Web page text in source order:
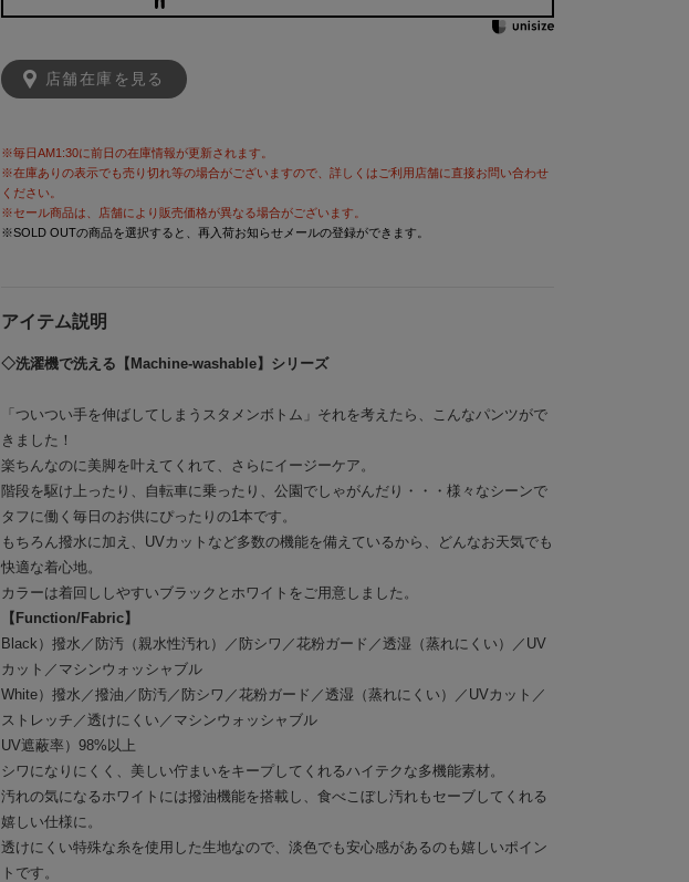
店舗在庫を見る
※毎日AM1:30に前日の在庫情報が更新されます。
※在庫ありの表示でも売り切れ等の場合がございますので、詳しくはご利用店舗に直接お問い合わせ
ください。
※セール商品は、店舗により販売価格が異なる場合がございます。
※SOLD OUTの商品を選択すると、再入荷お知らせメールの登録ができます。
アイテム説明
◇洗濯機で洗える【Machine-washable】シリーズ
「ついつい手を伸ばしてしまうスタメンボトム」それを考えたら、こんなパンツがで
きました！
楽ちんなのに美脚を叶えてくれて、さらにイージーケア。
階段を駆け上ったり、自転車に乗ったり、公園でしゃがんだり・・・様々なシーンで
タフに働く毎日のお供にぴったりの1本です。
もちろん撥水に加え、UVカットなど多数の機能を備えているから、どんなお天気でも
快適な着心地。
カラーは着回ししやすいブラックとホワイトをご用意しました。
【Function/Fabric】
Black）撥水／防汚（親水性汚れ）／防シワ／花粉ガード／透湿（蒸れにくい）／UV
カット／マシンウォッシャブル
White）撥水／撥油／防汚／防シワ／花粉ガード／透湿（蒸れにくい）／UVカット／
ストレッチ／透けにくい／マシンウォッシャブル
UV遮蔽率）98%以上
シワになりにくく、美しい佇まいをキープしてくれるハイテクな多機能素材。
汚れの気になるホワイトには撥油機能を搭載し、食べこぼし汚れもセーブしてくれる
嬉しい仕様に。
透けにくい特殊な糸を使用した生地なので、淡色でも安心感があるのも嬉しいポイン
トです。